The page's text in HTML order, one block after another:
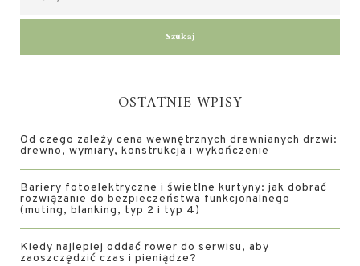
OSTATNIE WPISY
Od czego zależy cena wewnętrznych drewnianych drzwi:
drewno, wymiary, konstrukcja i wykończenie
Bariery fotoelektryczne i świetlne kurtyny: jak dobrać
rozwiązanie do bezpieczeństwa funkcjonalnego
(muting, blanking, typ 2 i typ 4)
Kiedy najlepiej oddać rower do serwisu, aby
zaoszczędzić czas i pieniądze?